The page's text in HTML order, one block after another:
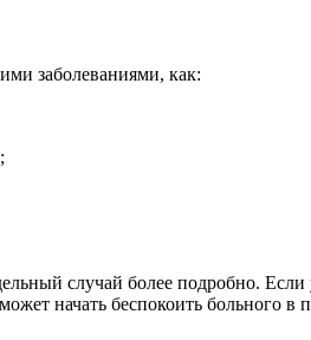
заболеваниями, как:
случай более подробно. Если
начать беспокоить больного